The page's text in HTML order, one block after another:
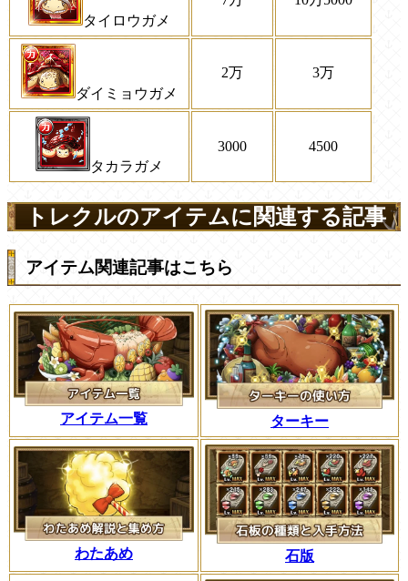
タイロウガメ
ダイミョウガメ
2万 3万
タカラガメ
3000 4500
トレクルのアイテムに関連する記事
アイテム関連記事はこちら
アイテム一覧 ターキー
わたあめ 石版